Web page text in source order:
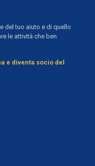
del tuo aiuto e di quello
le attività che ben
e diventa socio del